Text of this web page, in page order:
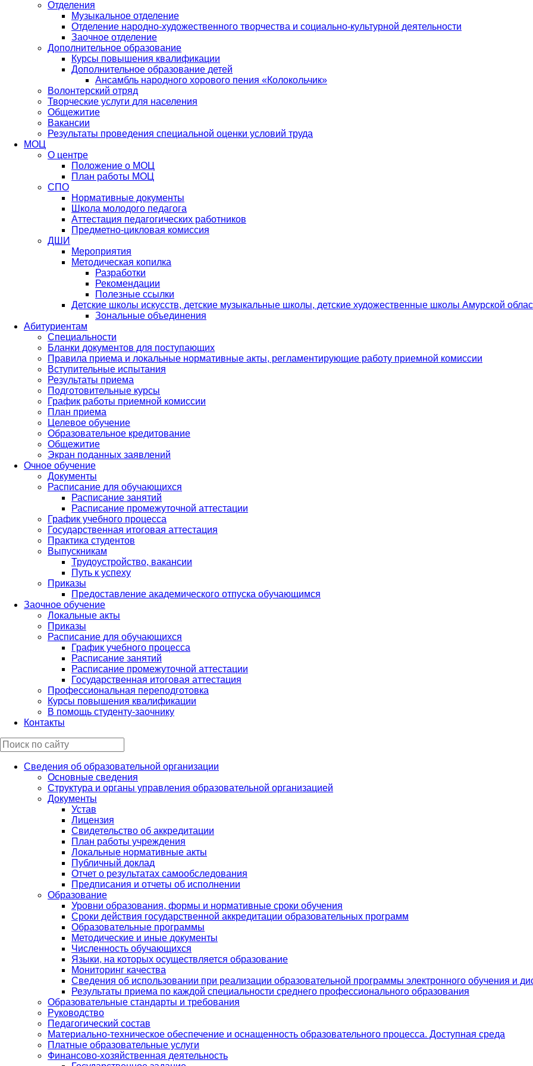
Отделения
Музыкальное отделение
Отделение народно-художественного творчества и социально-культурной деятельности
Заочное отделение
Дополнительное образование
Курсы повышения квалификации
Дополнительное образование детей
Ансамбль народного хорового пения «Колокольчик»
Волонтерский отряд
Творческие услуги для населения
Общежитие
Вакансии
Результаты проведения специальной оценки условий труда
МОЦ
О центре
Положение о МОЦ
План работы МОЦ
СПО
Нормативные документы
Школа молодого педагога
Аттестация педагогических работников
Предметно-цикловая комиссия
ДШИ
Мероприятия
Методическая копилка
Разработки
Рекомендации
Полезные ссылки
Детские школы искусств, детские музыкальные школы, детские художественные школы Амурской
Зональные объединения
Абитуриентам
Специальности
Бланки документов для поступающих
Правила приема и локальные нормативные акты, регламентирующие работу приемной комиссии
Вступительные испытания
Результаты приема
Подготовительные курсы
График работы приемной комиссии
План приема
Целевое обучение
Образовательное кредитование
Общежитие
Экран поданных заявлений
Очное обучение
Документы
Расписание для обучающихся
Расписание занятий
Расписание промежуточной аттестации
График учебного процесса
Государственная итоговая аттестация
Практика студентов
Выпускникам
Трудоустройство, вакансии
Путь к успеху
Приказы
Предоставление академического отпуска обучающимся
Заочное обучение
Локальные акты
Приказы
Расписание для обучающихся
График учебного процесса
Расписание занятий
Расписание промежуточной аттестации
Государственная итоговая аттестация
Профессиональная переподготовка
Курсы повышения квалификации
В помощь студенту-заочнику
Контакты
Сведения об образовательной организации
Основные сведения
Структура и органы управления образовательной организацией
Документы
Устав
Лицензия
Свидетельство об аккредитации
План работы учреждения
Локальные нормативные акты
Публичный доклад
Отчет о результатах самообследования
Предписания и отчеты об исполнении
Образование
Уровни образования, формы и нормативные сроки обучения
Сроки действия государственной аккредитации образовательных программ
Образовательные программы
Методические и иные документы
Численность обучающихся
Языки, на которых осуществляется образование
Мониторинг качества
Сведения об использовании при реализации образовательной программы электронного обучения и
Результаты приема по каждой специальности среднего профессионального образования
Образовательные стандарты и требования
Руководство
Педагогический состав
Материально-техническое обеспечение и оснащенность образовательного процесса. Доступная среда
Платные образовательные услуги
Финансово-хозяйственная деятельность